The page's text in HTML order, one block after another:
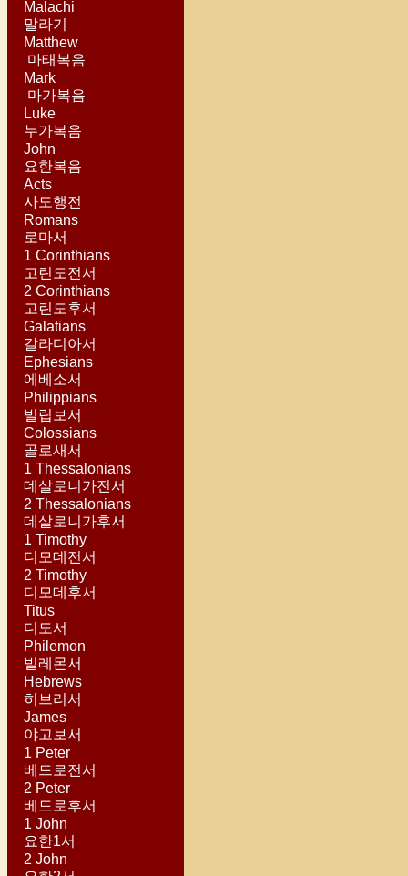
Malachi
말라기
Matthew
마태복음
Mark
마가복음
Luke
누가복음
John
요한복음
Acts
사도행전
Romans
로마서
1 Corinthians
고린도전서
2 Corinthians
고린도후서
Galatians
갈라디아서
Ephesians
에베소서
Philippians
빌립보서
Colossians
골로새서
1 Thessalonians
데살로니가전서
2 Thessalonians
데살로니가후서
1 Timothy
디모데전서
2 Timothy
디모데후서
Titus
디도서
Philemon
빌레몬서
Hebrews
히브리서
James
야고보서
1 Peter
베드로전서
2 Peter
베드로후서
1 John
요한1서
2 John